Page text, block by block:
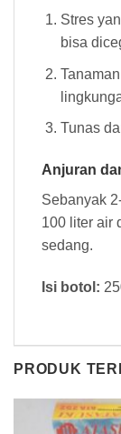
Stres
bisa
Tunas
Anjuran
Sebanyak
100 liter air
sedang.
Isi botol:
PRODUK